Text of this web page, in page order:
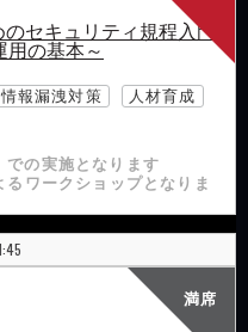
セキュリティ規程入門
用の基本～
情報漏洩対策
人材育成
の実施となります
ワークショップとなりま
満席